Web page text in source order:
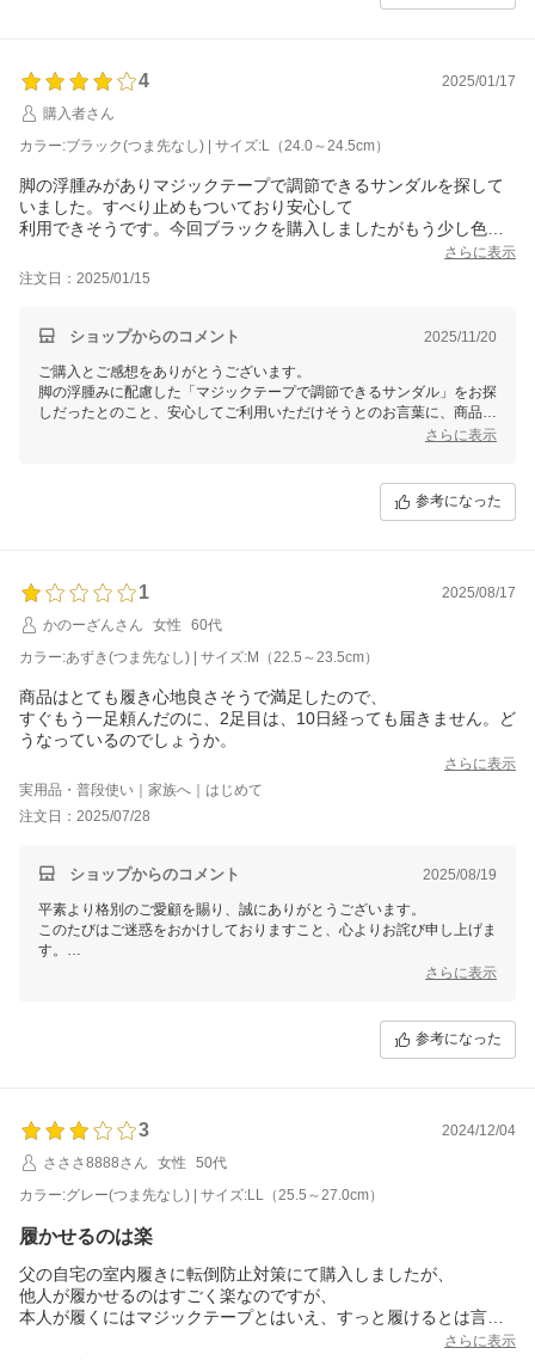
4
2025/01/17
購入者さん
カラー:ブラック(つま先なし) | サイズ:L（24.0～24.5cm）
脚の浮腫みがありマジックテープで調節できるサンダルを探して
いました。すべり止めもついており安心して
利用できそうです。今回ブラックを購入しましたがもう少し色展
開があればいいなということでー1☆にしました。配送も早く満足
です。
さらに表示
注文日：2025/01/15
ショップからのコメント 2025/11/20
ご購入とご感想をありがとうございます。
脚の浮腫みに配慮した「マジックテープで調節できるサンダル」をお探
しだったとのこと、安心してご利用いただけそうとのお言葉に、商品が
また、カラー展開についてのご要望もありがとうございます。今後の商
まいります。
さらに表示
参考になった
1
2025/08/17
かのーざんさん
女性
60代
カラー:あずき(つま先なし) | サイズ:M（22.5～23.5cm）
商品はとても履き心地良さそうで満足したので、
すぐもう一足頼んだのに、2足目は、10日経っても届きません。ど
うなっているのでしょうか。
さらに表示
実用品・普段使い｜家族へ｜はじめて
注文日：2025/07/28
ショップからのコメント 2025/08/19
平素より格別のご愛顧を賜り、誠にありがとうございます。
このたびはご迷惑をおかけしておりますこと、心よりお詫び申し上げま
す。
弊社では夏季休業（8月9日～8月17日）をいただいておりましたため、
お客様のご注文商品につきましては、8月18日に出荷させていただきま
した。商品到着まで今しばらくお待ちくださいますよう、お願い申し上
楽天市場シューズラボ
さらに表示
参考になった
3
2024/12/04
さささ8888さん
女性
50代
カラー:グレー(つま先なし) | サイズ:LL（25.5～27.0cm）
履かせるのは楽
父の自宅の室内履きに転倒防止対策にて購入しましたが、
他人が履かせるのはすごく楽なのですが、
本人が履くにはマジックテープとはいえ、すっと履けるとは言い
さらに表示